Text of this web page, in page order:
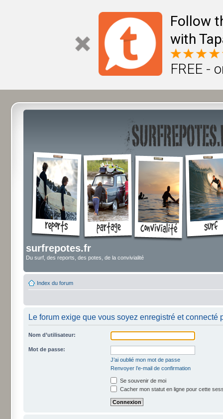
Follow
with
FREE -
surfrepotes.fr
Du surf, des reports, des potes, de la convivialité
Index du forum
Le forum exige que vous soyez enregistré et
Nom d’utilisateur:
Mot de passe:
J’ai oublié mon mot de passe
Renvoyer l’e-mail de confirmation
Se souvenir de moi
Cacher mon statut en ligne pour cette